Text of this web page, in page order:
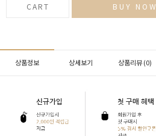
CART BUY NOW
상품정보 상세보기 상품리뷰 (0)